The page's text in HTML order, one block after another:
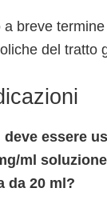
a breve
del tratto
essere
ml
da 20 ml?